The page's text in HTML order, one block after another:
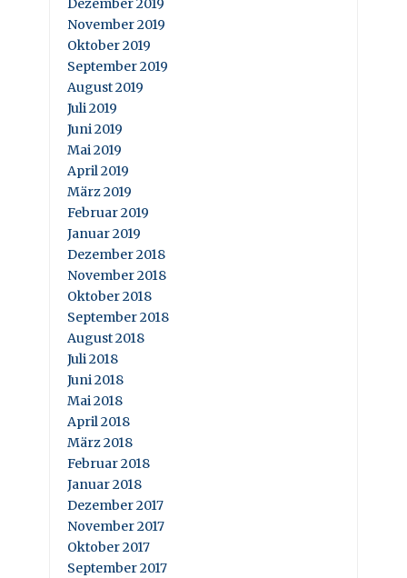
Dezember 2019
November 2019
Oktober 2019
September 2019
August 2019
Juli 2019
Juni 2019
Mai 2019
April 2019
März 2019
Februar 2019
Januar 2019
Dezember 2018
November 2018
Oktober 2018
September 2018
August 2018
Juli 2018
Juni 2018
Mai 2018
April 2018
März 2018
Februar 2018
Januar 2018
Dezember 2017
November 2017
Oktober 2017
September 2017